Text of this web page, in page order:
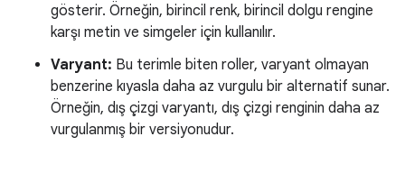
gösterir. Örneğin, birincil renk, birincil dolgu rengine
karşı metin ve simgeler için kullanılır.
Varyant: Bu terimle biten roller, varyant olmayan
benzerine kıyasla daha az vurgulu bir alternatif sunar.
Örneğin, dış çizgi varyantı, dış çizgi renginin daha az
vurgulanmış bir versiyonudur.